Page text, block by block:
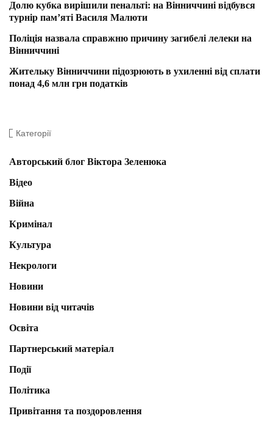
Долю кубка вирішили пенальті: на Вінниччині відбувся
турнір пам’яті Василя Малюти
Поліція назвала справжню причину загибелі лелеки на
Вінниччині
Жительку Вінниччини підозрюють в ухиленні від сплати
понад 4,6 млн грн податків
Категорії
Авторський блог Віктора Зеленюка
Відео
Війна
Кримінал
Культура
Некрологи
Новини
Новини від читачів
Освіта
Партнерський матеріал
Події
Політика
Привітання та поздоровлення